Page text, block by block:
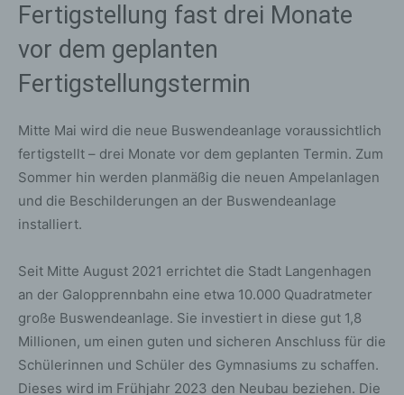
Fertigstellung fast drei Monate
vor dem geplanten
Fertigstellungstermin
Mitte Mai wird die neue Buswendeanlage voraussichtlich
fertigstellt – drei Monate vor dem geplanten Termin. Zum
Sommer hin werden planmäßig die neuen Ampelanlagen
und die Beschilderungen an der Buswendeanlage
installiert.
Seit Mitte August 2021 errichtet die Stadt Langenhagen
an der Galopprennbahn eine etwa 10.000 Quadratmeter
große Buswendeanlage. Sie investiert in diese gut 1,8
Millionen, um einen guten und sicheren Anschluss für die
Schülerinnen und Schüler des Gymnasiums zu schaffen.
Dieses wird im Frühjahr 2023 den Neubau beziehen. Die